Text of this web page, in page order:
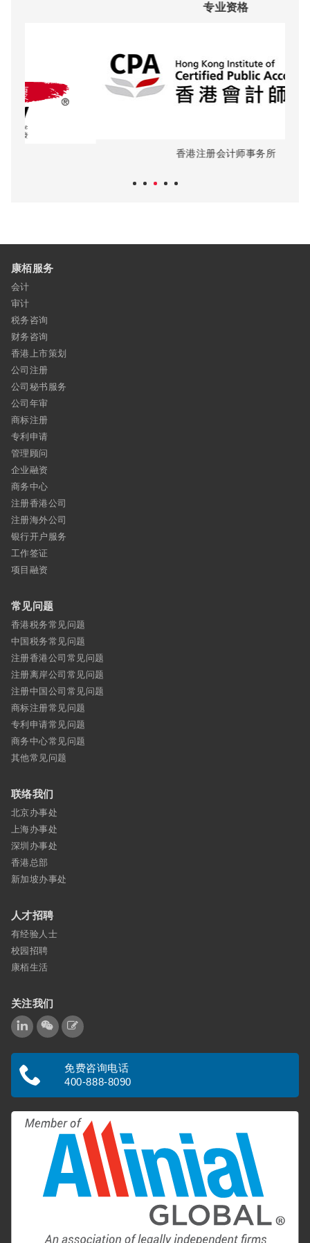
香港注册会计师事务所
康栢服务
会计
审计
税务咨询
财务咨询
香港上市策划
公司注册
公司秘书服务
公司年审
商标注册
专利申请
管理顾问
企业融资
商务中心
注册香港公司
注册海外公司
银行开户服务
工作签证
项目融资
常见问题
香港税务常见问题
中国税务常见问题
注册香港公司常见问题
注册离岸公司常见问题
注册中国公司常见问题
商标注册常见问题
专利申请常见问题
商务中心常见问题
其他常见问题
联络我们
北京办事处
上海办事处
深圳办事处
香港总部
新加坡办事处
人才招聘
有经验人士
校园招聘
康栢生活
关注我们
免费咨询电话
400-888-8090